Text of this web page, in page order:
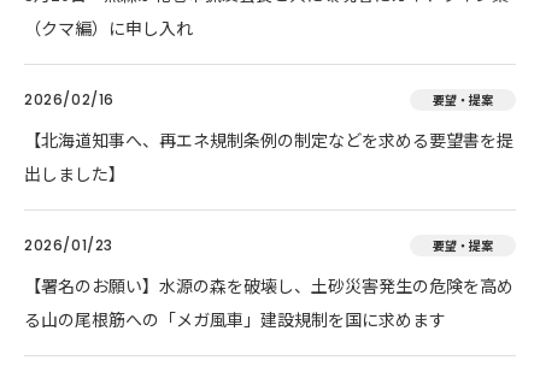
（クマ編）に申し入れ
2026/02/16 要望・提案
【北海道知事へ、再エネ規制条例の制定などを求める要望書を提
出しました】
2026/01/23 要望・提案
【署名のお願い】水源の森を破壊し、土砂災害発生の危険を高め
る山の尾根筋への「メガ風車」建設規制を国に求めます